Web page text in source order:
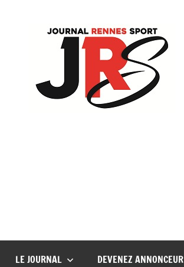
LE JOURNAL DEVENEZ ANNONCEUR